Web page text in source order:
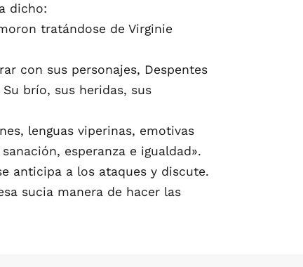
dicho:
tratándose de Virginie
con sus personajes, Despentes
brío, sus heridas, sus
lenguas viperinas, emotivas
esperanza e igualdad».
anticipa a los ataques y discute.
sucia manera de hacer las